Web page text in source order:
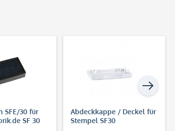
SFE/30 für
SF 30
Abdeckkappe / Deckel für
Stempel SF30